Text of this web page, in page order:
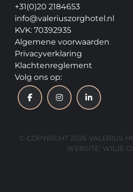
+31(0)20 2184653
info@valeriuszorghotel.nl
KVK: 70392935
Algemene voorwaarden
Privacyverklaring
Klachtenreglement
Volg ons op:
© COPYRIGHT 2026 VALERIUS
WEBSITE: WILJE